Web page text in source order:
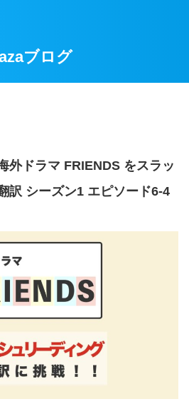
ブログ
外ドラマ FRIENDS をスラッ
訳 シーズン1 エピソード6-4